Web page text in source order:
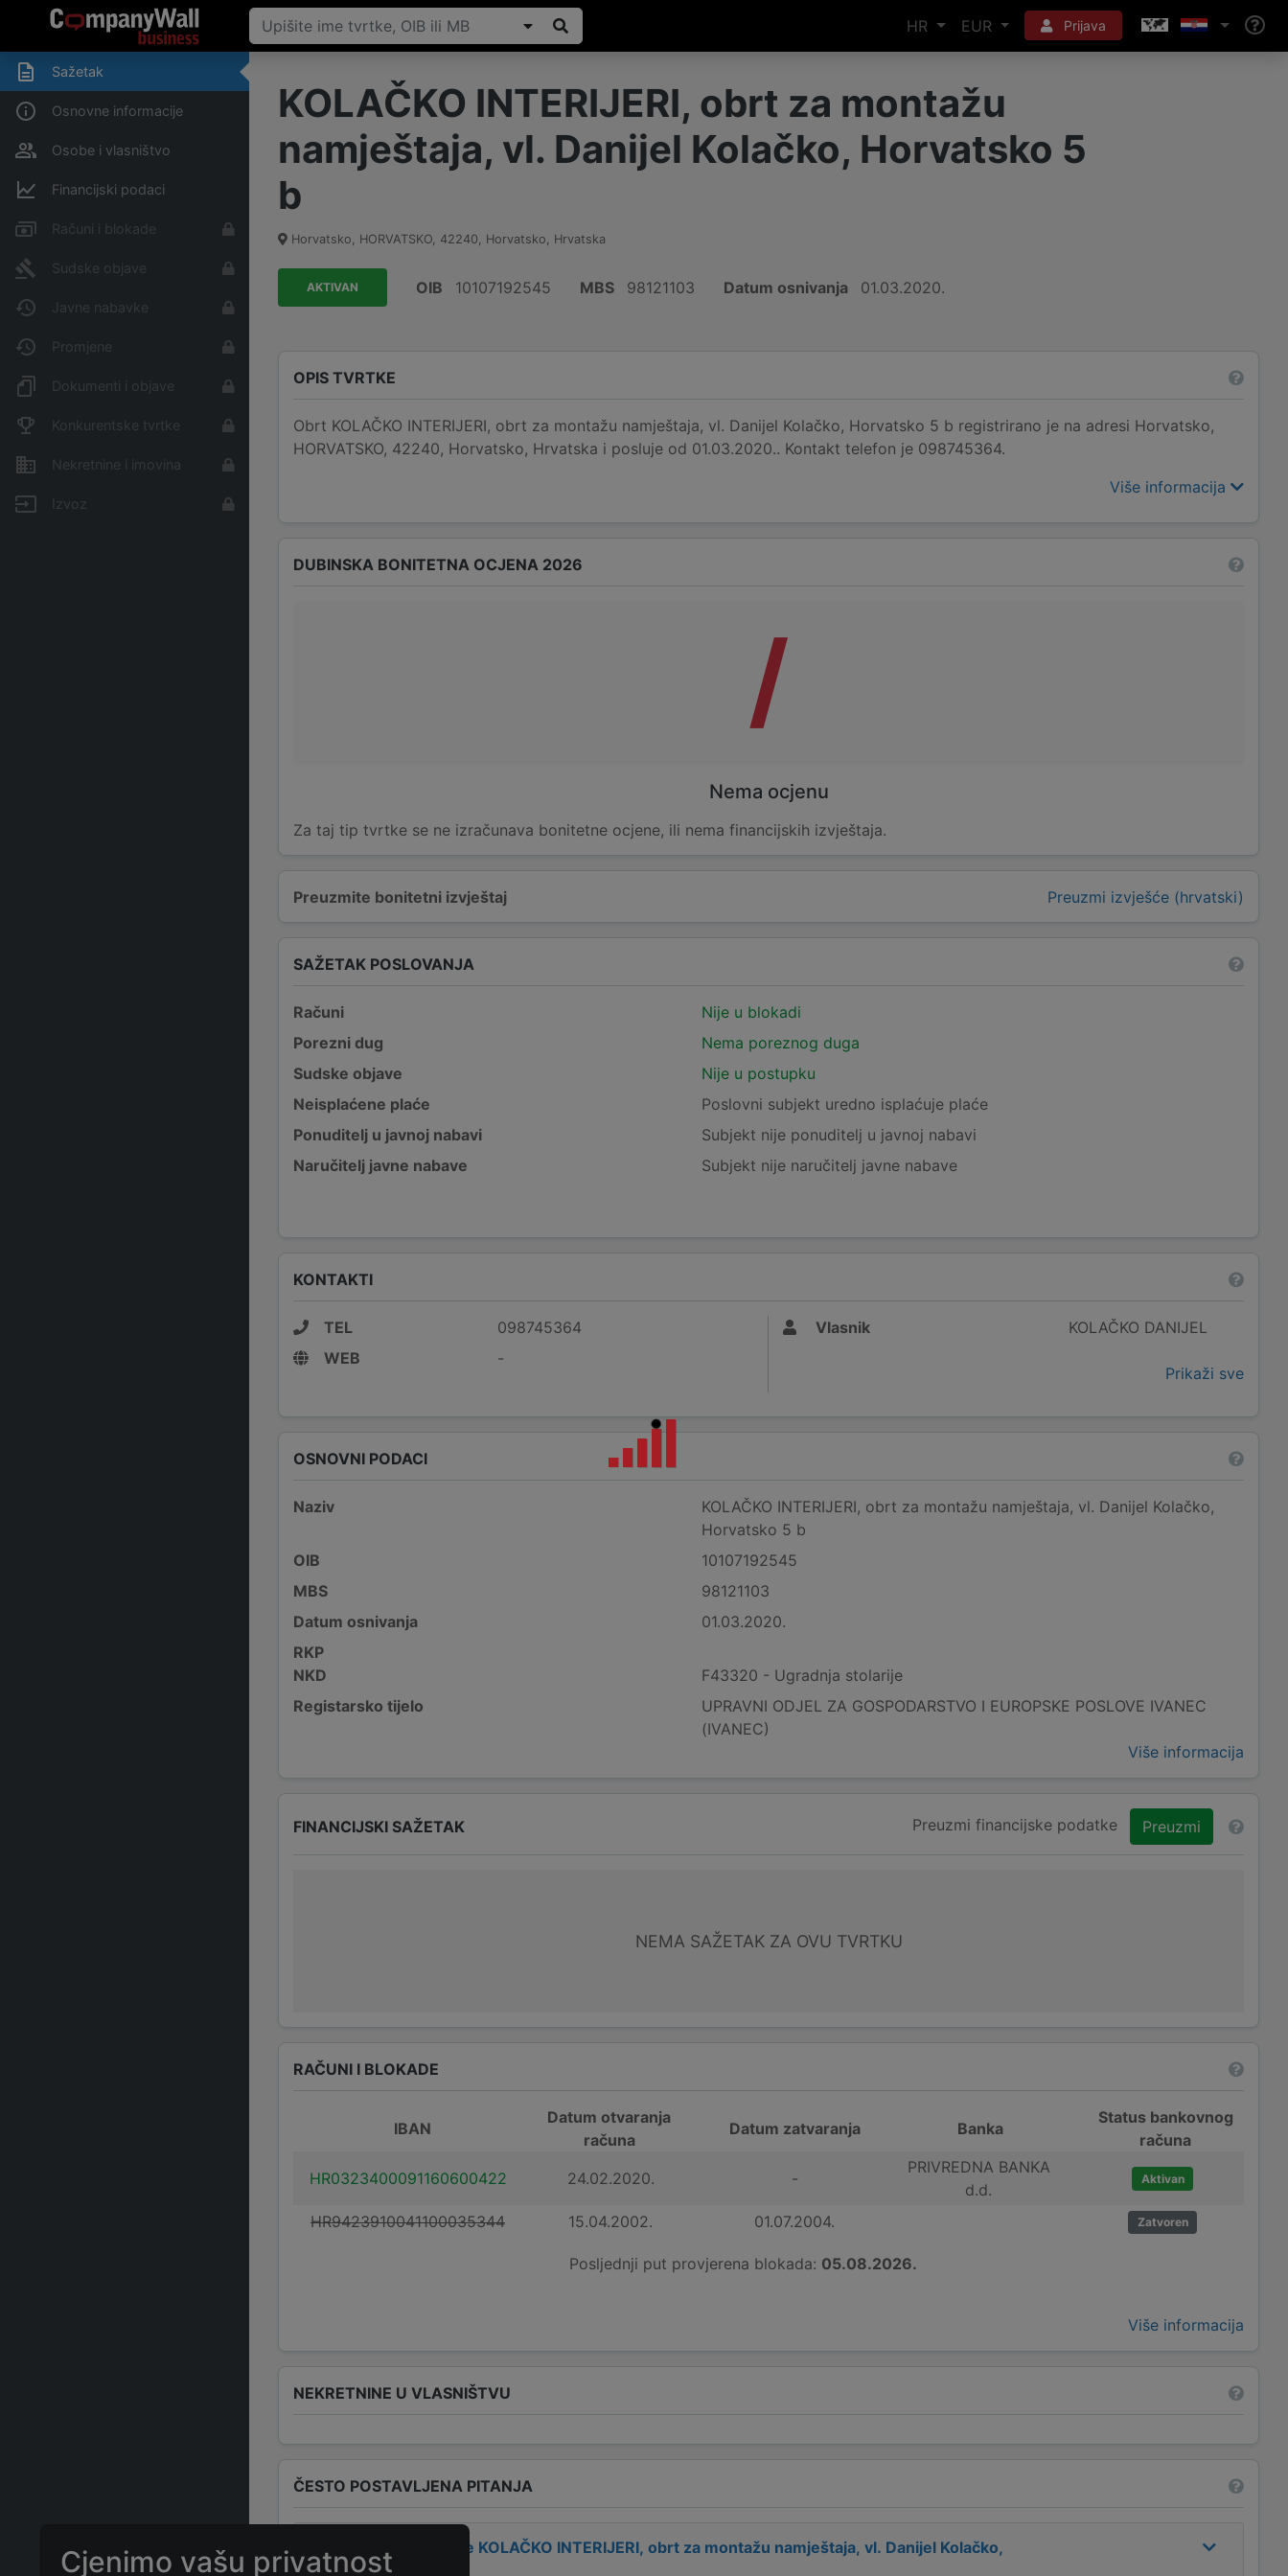
HR EUR Prijava
Sažetak
Osnovne informacije
Osobe i vlasništvo
Financijski podaci
Računi i blokade
Sudske objave
Javne nabavke
Promjene
Dokumenti i objave
Konkurentske tvrtke
Nekretnine i imovina
Izvoz
KOLAČKO INTERIJERI, obrt za montažu
namještaja, vl. Danijel Kolačko, Horvatsko 5
b
Horvatsko, HORVATSKO, 42240, Horvatsko, Hrvatska
AKTIVAN OIB 10107192545 MBS 98121103 Datum osnivanja 01.03.2020.
OPIS TVRTKE
Obrt KOLAČKO INTERIJERI, obrt za montažu namještaja, vl. Danijel Kolačko, Horvatsko 5 b registrirano je na adresi Horvatsko,
HORVATSKO, 42240, Horvatsko, Hrvatska i posluje od 01.03.2020.. Kontakt telefon je 098745364.
Više informacija
Preuzmite bonitetni izvještaj Preuzmi izvješće (hrvatski)
DUBINSKA BONITETNA OCJENA 2026
/
Nema ocjenu
Za taj tip tvrtke se ne izračunava bonitetne ocjene, ili nema financijskih izvještaja.
SAŽETAK POSLOVANJA
Računi
Nije u blokadi
Porezni dug
Nema poreznog duga
Sudske objave
Nije u postupku
Neisplaćene plaće
Poslovni subjekt uredno isplaćuje plaće
Ponuditelj u javnoj nabavi
Subjekt nije ponuditelj u javnoj nabavi
Naručitelj javne nabave
Subjekt nije naručitelj javne nabave
KONTAKTI
TEL
098745364
WEB
-
Vlasnik KOLAČKO DANIJEL
Prikaži sve
OSNOVNI PODACI
Naziv
KOLAČKO INTERIJERI, obrt za montažu namještaja, vl. Danijel Kolačko,
Horvatsko 5 b
OIB
10107192545
MBS
98121103
Datum osnivanja
01.03.2020.
RKP
NKD
F43320 - Ugradnja stolarije
Registarsko tijelo
UPRAVNI ODJEL ZA GOSPODARSTVO I EUROPSKE POSLOVE IVANEC
(IVANEC)
Više informacija
FINANCIJSKI SAŽETAK Preuzmi financijske podatke Preuzmi
NEMA SAŽETAK ZA OVU TVRTKU
RAČUNI I BLOKADE
IBAN
Datum otvaranja
računa
Datum zatvaranja Banka
Status bankovnog
računa
HR0323400091160600422
24.02.2020. -
PRIVREDNA BANKA
d.d.
Aktivan
HR9423910041100035344 15.04.2002. 01.07.2004. Zatvoren
Posljednji put provjerena blokada: 05.08.2026.
Više informacija
NEKRETNINE U VLASNIŠTVU
ČESTO POSTAVLJENA PITANJA
Koja je adresa tvrtke KOLAČKO INTERIJERI, obrt za montažu namještaja, vl. Danijel Kolačko,
Horvatsko 5 b
Cjenimo vašu privatnost